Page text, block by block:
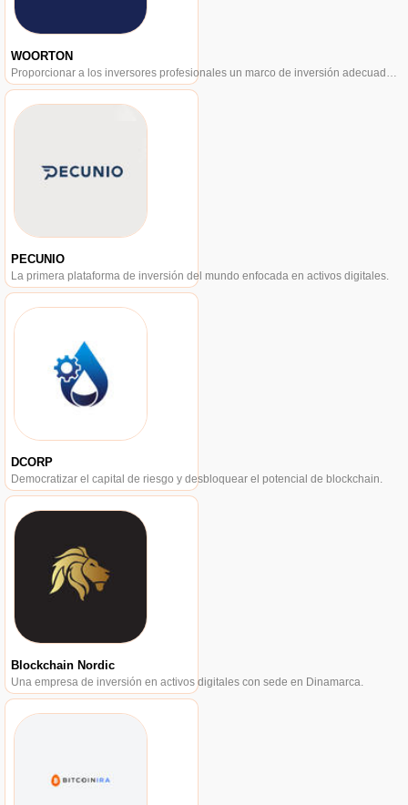
WOORTON
Proporcionar a los inversores profesionales un marco de inversión adecuado para la clase de criptoactivos.
PECUNIO
La primera plataforma de inversión del mundo enfocada en activos digitales.
DCORP
Democratizar el capital de riesgo y desbloquear el potencial de blockchain.
Blockchain Nordic
Una empresa de inversión en activos digitales con sede en Dinamarca.